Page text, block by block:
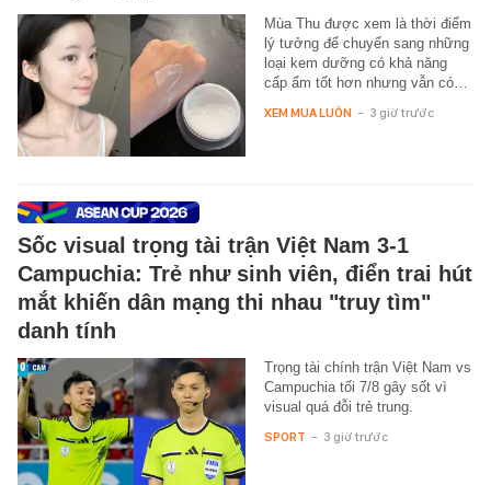
Mùa Thu được xem là thời điểm
lý tưởng để chuyển sang những
loại kem dưỡng có khả năng
cấp ẩm tốt hơn nhưng vẫn có…
XEM MUA LUÔN - 3 giờ trước
Sốc visual trọng tài trận Việt Nam 3-1
Campuchia: Trẻ như sinh viên, điển trai hút
mắt khiến dân mạng thi nhau "truy tìm"
danh tính
Trọng tài chính trận Việt Nam vs
Campuchia tối 7/8 gây sốt vì
visual quá đỗi trẻ trung.
SPORT - 3 giờ trước